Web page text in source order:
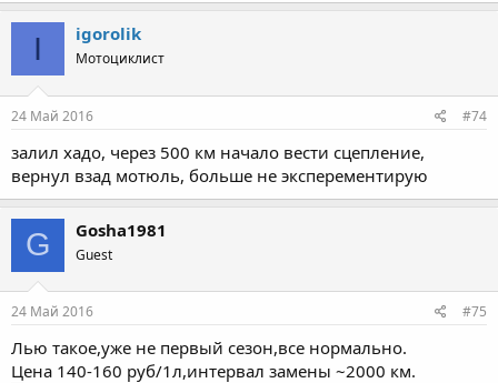
I igorolik
Мотоциклист
24 Май 2016 #74
залил хадо, через 500 км начало вести сцепление,
вернул взад мотюль, больше не эксперементирую
G Gosha1981
Guest
24 Май 2016 #75
Лью такое,уже не первый сезон,все нормально.
Цена 140-160 руб/1л,интервал замены ~2000 км.